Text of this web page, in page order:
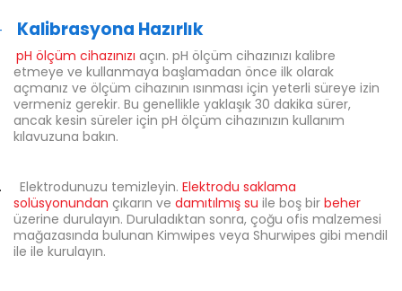
Kalibrasyona Hazırlık
pH ölçüm cihazınızı açın. pH ölçüm cihazınızı kalibre
etmeye ve kullanmaya başlamadan önce ilk olarak
açmanız ve ölçüm cihazının ısınması için yeterli süreye izin
vermeniz gerekir. Bu genellikle yaklaşık 30 dakika sürer,
ancak kesin süreler için pH ölçüm cihazınızın kullanım
kılavuzuna bakın.
Elektrodunuzu temizleyin. Elektrodu saklama
solüsyonundan çıkarın ve damıtılmış su ile boş bir beher
üzerine durulayın. Duruladıktan sonra, çoğu ofis malzemesi
mağazasında bulunan Kimwipes veya Shurwipes gibi mendil
ile ile kurulayın.